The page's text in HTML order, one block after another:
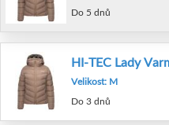
Do 5 dnů
HI-TEC Lady
Velikost: M
Do 3 dnů